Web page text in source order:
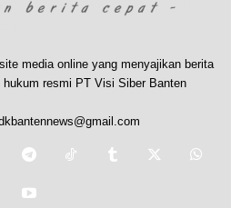
media online yang menyajikan berita
hukum resmi PT Visi Siber Banten